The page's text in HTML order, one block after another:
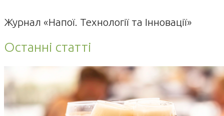
Журнал «Напої. Технології та Інновації»
Останні статті